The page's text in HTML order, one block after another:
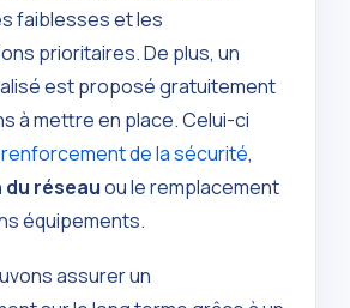
faiblesses et les
prioritaires. De plus, un
est proposé gratuitement
à mettre en place. Celui-ci
de la sécurité,
du réseauou le remplacement
équipements.
assurer un